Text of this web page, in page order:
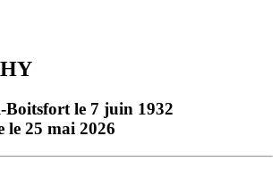
Boitsfort le 7 juin 1932
le 25 mai 2026